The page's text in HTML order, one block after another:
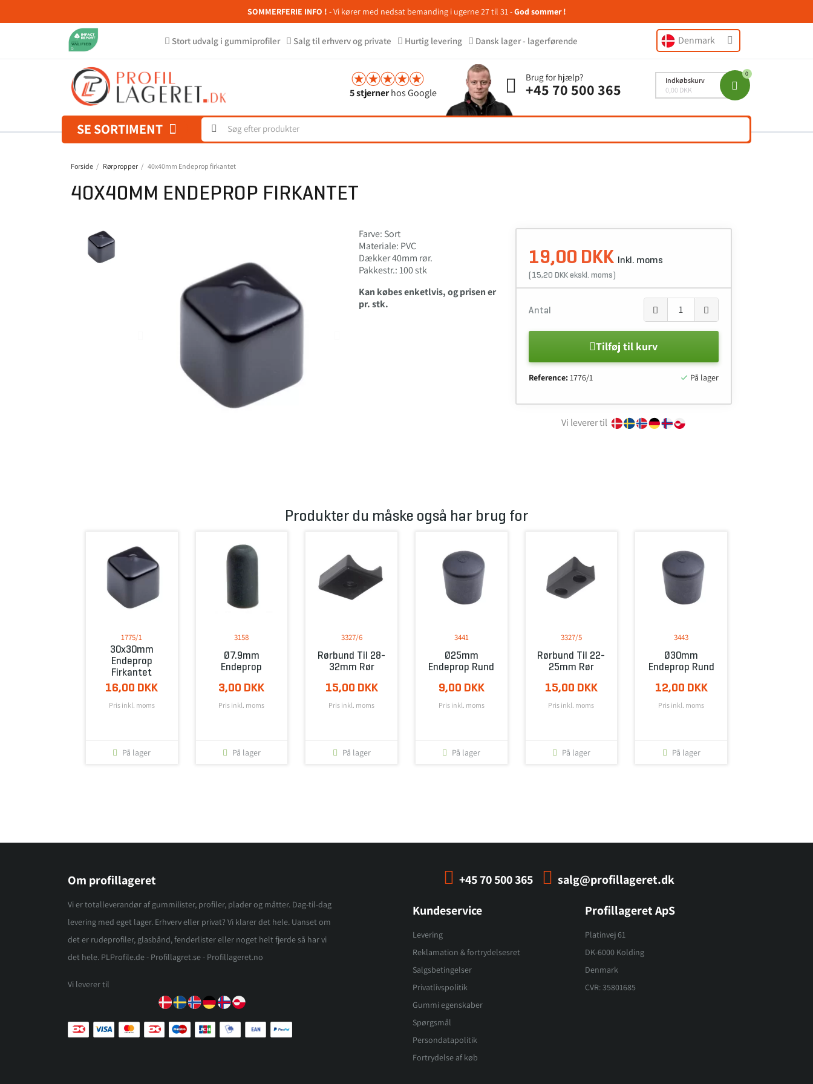
SOMMERFERIE INFO ! - Vi kører med nedsat bemanding i ugerne 27 til 31 -God sommer !
Stort udvalg i gummiprofiler Salg til erhverv og private Hurtig levering Dansk lager - lagerførende Denmark
5 stjernerhos Google
Brug for hjælp?
+45 70 500 365
Indkøbskurv
0,00 DKK
SE SORTIMENT
Forside Rørpropper 40x40mm Endeprop firkantet
40X40MM ENDEPROP FIRKANTET
Farve: Sort
Materiale: PVC
Dækker 40mm rør.
Pakkestr.: 100 stk
Kan købes enketlvis, og prisen er
pr. stk.
19,00 DKK Inkl. moms
(15,20 DKK ekskl. moms)
Antal
Tilføj til kurv
Reference:1776/1  På lager
Vi leverer til
Produkter du måske også har brug for
1775/1
30x30mm
Endeprop
Firkantet
16,00 DKK
Pris inkl. moms
På lager
3158
Ø7.9mm
Endeprop
3,00 DKK
Pris inkl. moms
På lager
3327/6
Rørbund Til 28-
32mm Rør
15,00 DKK
Pris inkl. moms
På lager
3441
Ø25mm
Endeprop Rund
9,00 DKK
Pris inkl. moms
På lager
3327/5
Rørbund Til 22-
25mm Rør
15,00 DKK
Pris inkl. moms
På lager
3443
Ø30mm
Endeprop Rund
12,00 DKK
Pris inkl. moms
På lager
+45 70 500 365 salg@profillageret.dk
Om profillageret
Vi er totalleverandør af gummilister, profiler, plader og måtter. Dag-til-dag
levering med eget lager. Erhverv eller privat? Vi klarer det hele. Uanset om
det er rudeprofiler, glasbånd, fenderlister eller noget helt fjerde så har vi
det hele. PLProfile.de - Profillagret.se - Profillageret.no
Vi leverer til
Kundeservice
Levering
Reklamation & fortrydelsesret
Salgsbetingelser
Privatlivspolitik
Gummi egenskaber
Spørgsmål
Persondatapolitik
Fortrydelse af køb
Profillageret ApS
Platinvej 61
DK-6000 Kolding
Denmark
CVR: 35801685